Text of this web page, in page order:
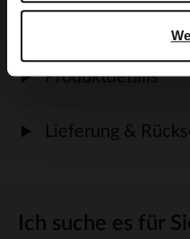
Ich suche es für
Produktdetails
Lieferung &